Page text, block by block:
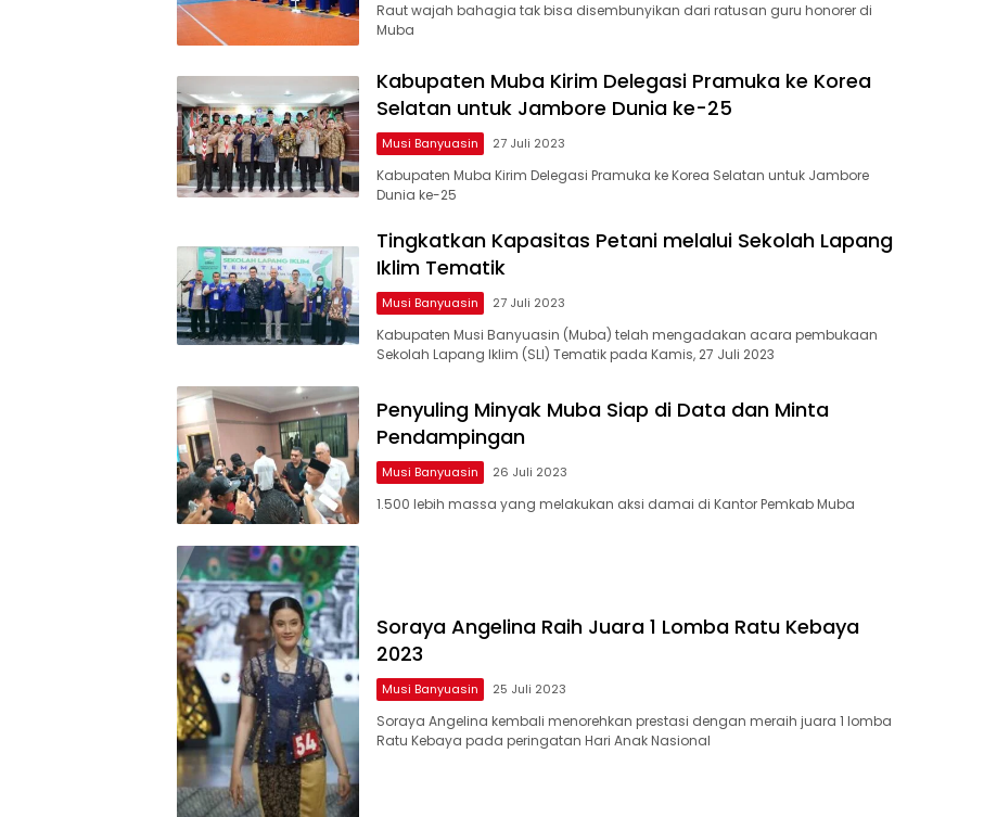
Raut wajah bahagia tak bisa disembunyikan dari ratusan guru honorer di
Muba
Kabupaten Muba Kirim Delegasi Pramuka ke Korea
Selatan untuk Jambore Dunia ke-25
Musi Banyuasin 27 Juli 2023
Kabupaten Muba Kirim Delegasi Pramuka ke Korea Selatan untuk Jambore
Dunia ke-25
Tingkatkan Kapasitas Petani melalui Sekolah Lapang
Iklim Tematik
Musi Banyuasin 27 Juli 2023
Kabupaten Musi Banyuasin (Muba) telah mengadakan acara pembukaan
Sekolah Lapang Iklim (SLI) Tematik pada Kamis, 27 Juli 2023
Penyuling Minyak Muba Siap di Data dan Minta
Pendampingan
Musi Banyuasin 26 Juli 2023
1.500 lebih massa yang melakukan aksi damai di Kantor Pemkab Muba
Soraya Angelina Raih Juara 1 Lomba Ratu Kebaya
2023
Musi Banyuasin 25 Juli 2023
Soraya Angelina kembali menorehkan prestasi dengan meraih juara 1 lomba
Ratu Kebaya pada peringatan Hari Anak Nasional